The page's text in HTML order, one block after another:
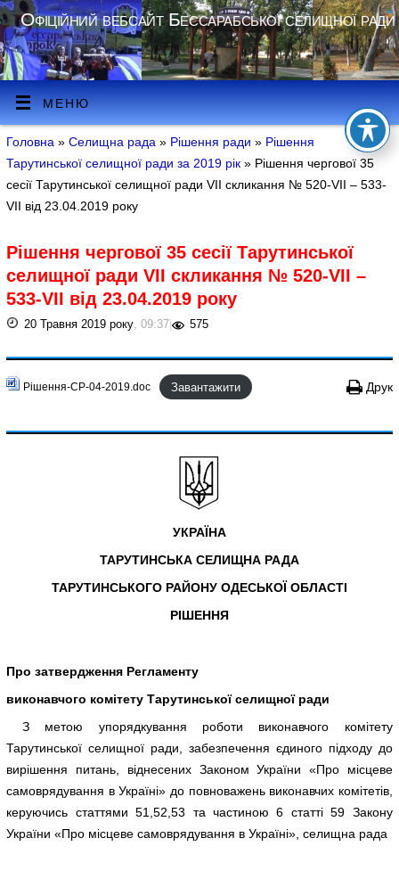
Офіційний вебсайт Бессарабської селищної ради
МЕНЮ
Головна »Селищна рада» Рішення ради» Рішення
Тарутинської селищної ради за 2019 рік» Рішення чергової 35
сесії Тарутинської селищної ради VII скликання № 520-VII – 533-
VII від 23.04.2019 року
Рішення чергової 35 сесії Тарутинської
селищної ради VII скликання № 520-VII –
533-VII від 23.04.2019 року
20 Травня 2019 року, 09:37| 575
Рішення-СР-04-2019.doc Завантажити Друк
УКРАЇНА
ТАРУТИНСЬКА СЕЛИЩНА РАДА
ТАРУТИНСЬКОГО РАЙОНУ ОДЕСЬКОЇ ОБЛАСТІ
РІШЕННЯ
Про затвердження Регламенту
виконавчого комітету Тарутинської селищної ради
З метою упорядкування роботи виконавчого комітету
Тарутинської селищної ради, забезпечення єдиного підходу до
вирішення питань, віднесених Законом України «Про місцеве
самоврядування в Україні» до повноважень виконавчих комітетів,
керуючись статтями 51,52,53 та частиною 6 статті 59 Закону
України «Про місцеве самоврядування в Україні», селищна рада